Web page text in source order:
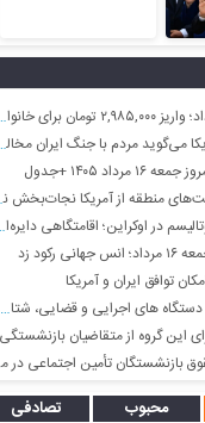
کم جمعیت در این ماه
می‌گوید مردم با جنگ ایران مخالفند
۱۴۰۵ +جدول
منطقه از آمریکا نجات‌بخش نیست
اقامتگاهی دایره‌ای که روی ستون‌ها معلق مانده است
رکود زد
توافق ایران و آمریکا
و قضایی، شتاب‌ دهنده توسعه و سرمایه‌گذاری در ارس است
تأمین اجتماعی در مرداد ماه
محبوب تصادفی